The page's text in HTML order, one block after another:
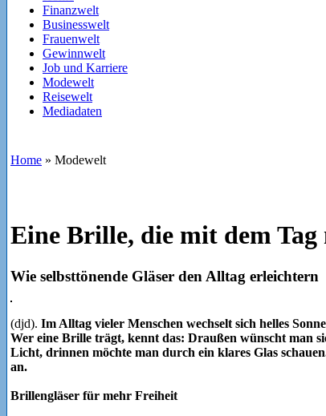
Finanzwelt
Businesswelt
Frauenwelt
Gewinnwelt
Job und Karriere
Modewelt
Reisewelt
Mediadaten
Home » Modewelt
Eine Brille, die mit dem
Wie selbsttönende Gläser den Alltag erleichtern
(djd). Im Alltag vieler Menschen wechselt sich helles
Wer eine Brille trägt, kennt das: Draußen wünscht man
Licht, drinnen möchte man durch ein klares Glas
an.
Brillengläser für mehr Freiheit